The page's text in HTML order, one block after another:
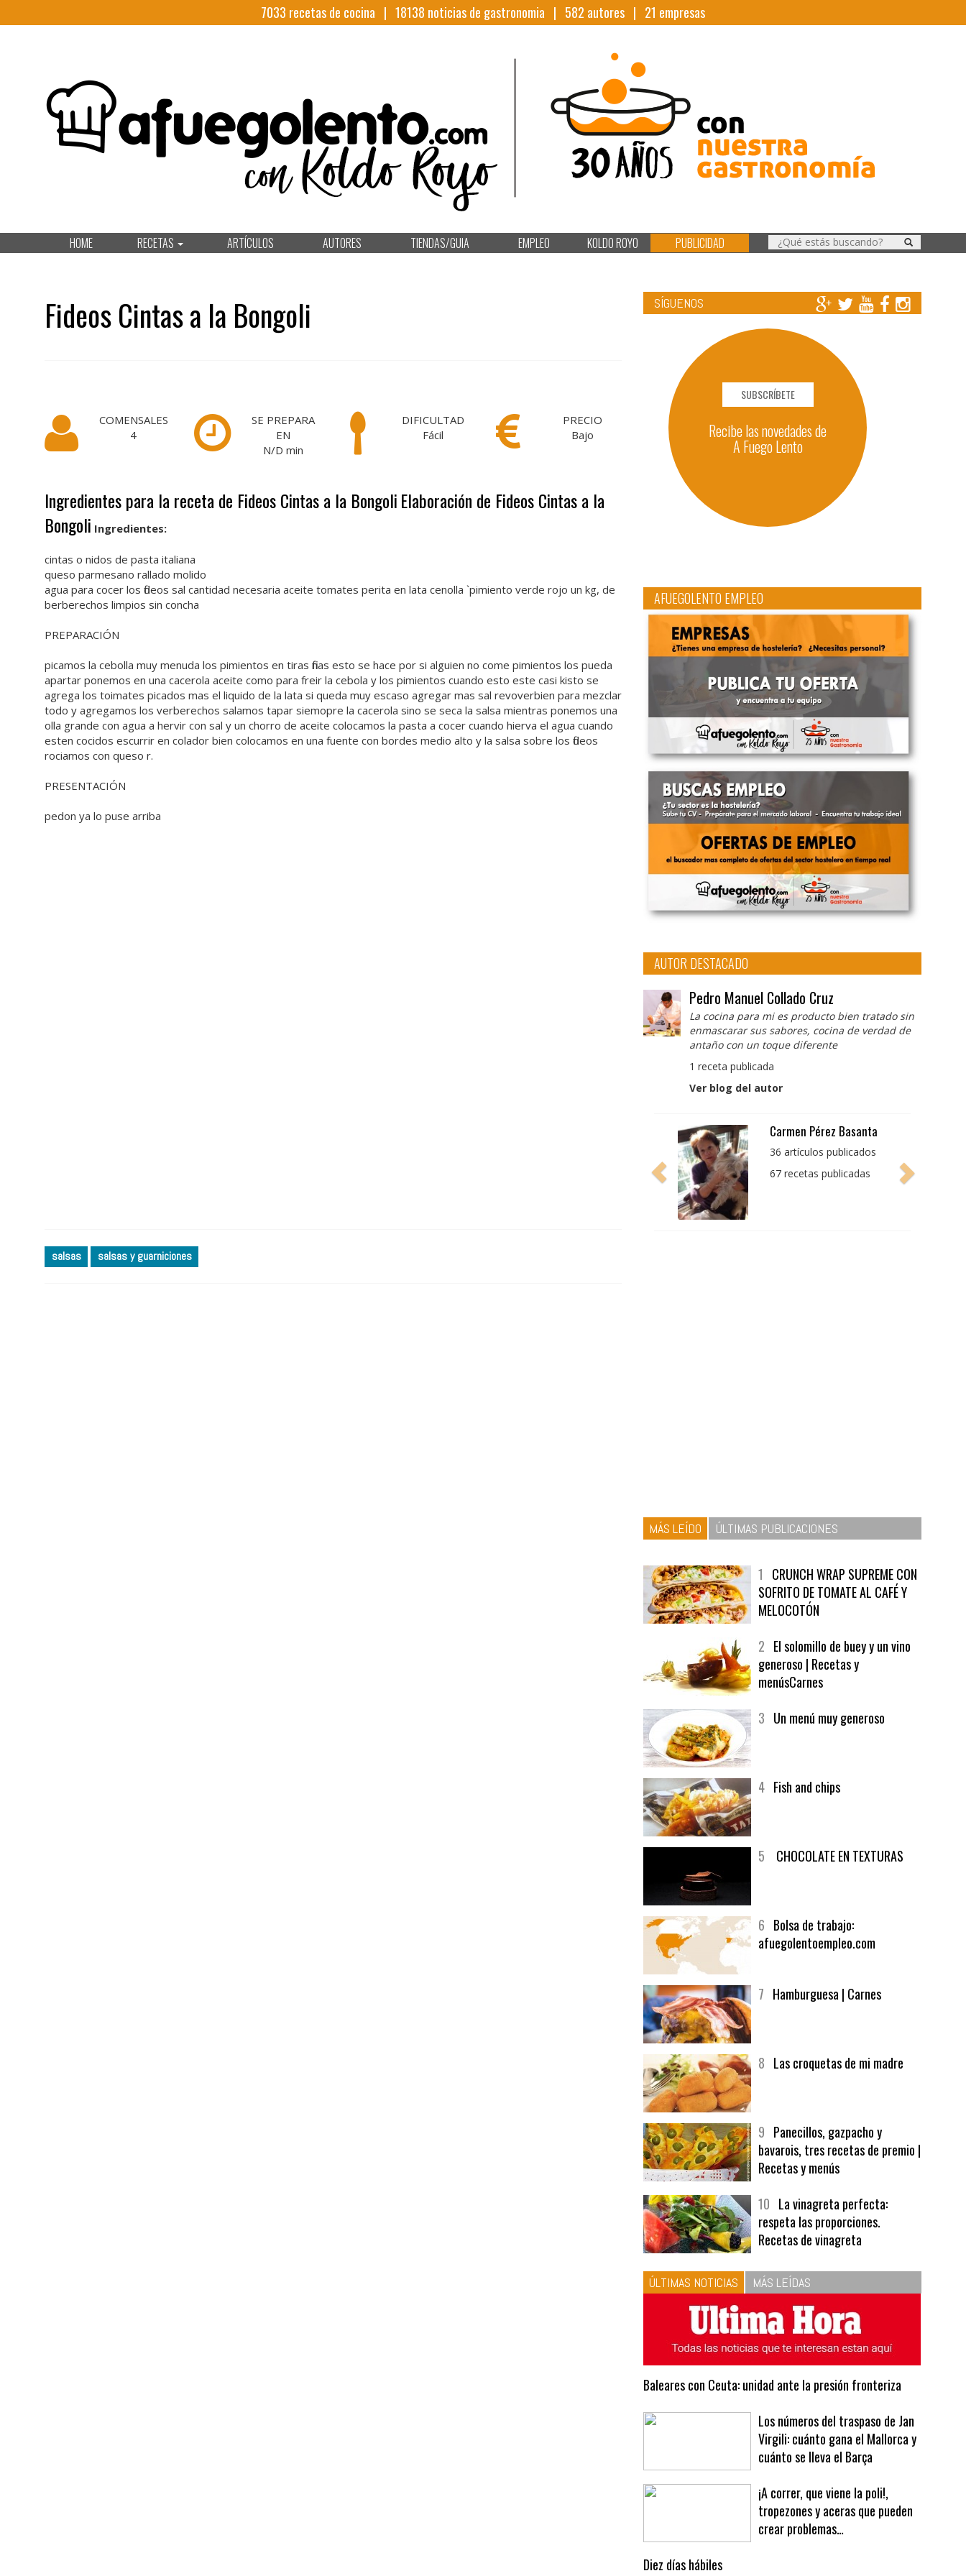
7033 recetas de cocina | 18138 noticias de gastronomia | 582 autores | 21 empresas
HOME RECETAS ARTÍCULOS AUTORES TIENDAS/GUIA EMPLEO KOLDO ROYO PUBLICIDAD
Fideos Cintas a la Bongoli
COMENSALES
4
SE PREPARA
EN
N/D min
DIFICULTAD
Fácil
PRECIO
Bajo
Ingredientes para la receta de Fideos Cintas a la BongoliElaboración de Fideos Cintas a la
Bongoli Ingredientes:
cintas o nidos de pasta italiana
queso parmesano rallado molido
agua para cocer los fideos sal cantidad necesaria aceite tomates perita en lata cenolla `pimiento verde rojo un kg, de
berberechos limpios sin concha
PREPARACIÓN
picamos la cebolla muy menuda los pimientos en tiras finas esto se hace por si alguien no come pimientos los pueda
apartar ponemos en una cacerola aceite como para freir la cebola y los pimientos cuando esto este casi kisto se
agrega los toimates picados mas el liquido de la lata si queda muy escaso agregar mas sal revoverbien para mezclar
todo y agregamos los verberechos salamos tapar siemopre la cacerola sino se seca la salsa mientras ponemos una
olla grande con agua a hervir con sal y un chorro de aceite colocamos la pasta a cocer cuando hierva el agua cuando
esten cocidos escurrir en colador bien colocamos en una fuente con bordes medio alto y la salsa sobre los fideos
rociamos con queso r.
PRESENTACIÓN
pedon ya lo puse arriba
salsas salsas y guarniciones
SÍGUENOS
SUBSCRÍBETE
Recibe las novedades de
A Fuego Lento
AFUEGOLENTO EMPLEO
AUTOR DESTACADO
Pedro Manuel Collado Cruz
La cocina para mi es producto bien tratado sin
enmascarar sus sabores, cocina de verdad de
antaño con un toque diferente
1 receta publicada
Ver blog del autor
Pedro Manuel Collado
Cruz
producto bien tratado
MÁS LEÍDO ÚLTIMAS PUBLICACIONES
SOFRITO DE TOMATE AL CAFÉ Y
MELOCOTÓN
generoso | Recetas y
afuegolentoempleo.com
bavarois, tres recetas de premio |
Recetas y menús
respeta las proporciones.
Recetas de vinagreta
ÚLTIMAS NOTICIAS MÁS LEÍDAS
Baleares con Ceuta: unidad ante la presión fronteriza
Virgili: cuánto gana el Mallorca y
cuánto se lleva el Barça